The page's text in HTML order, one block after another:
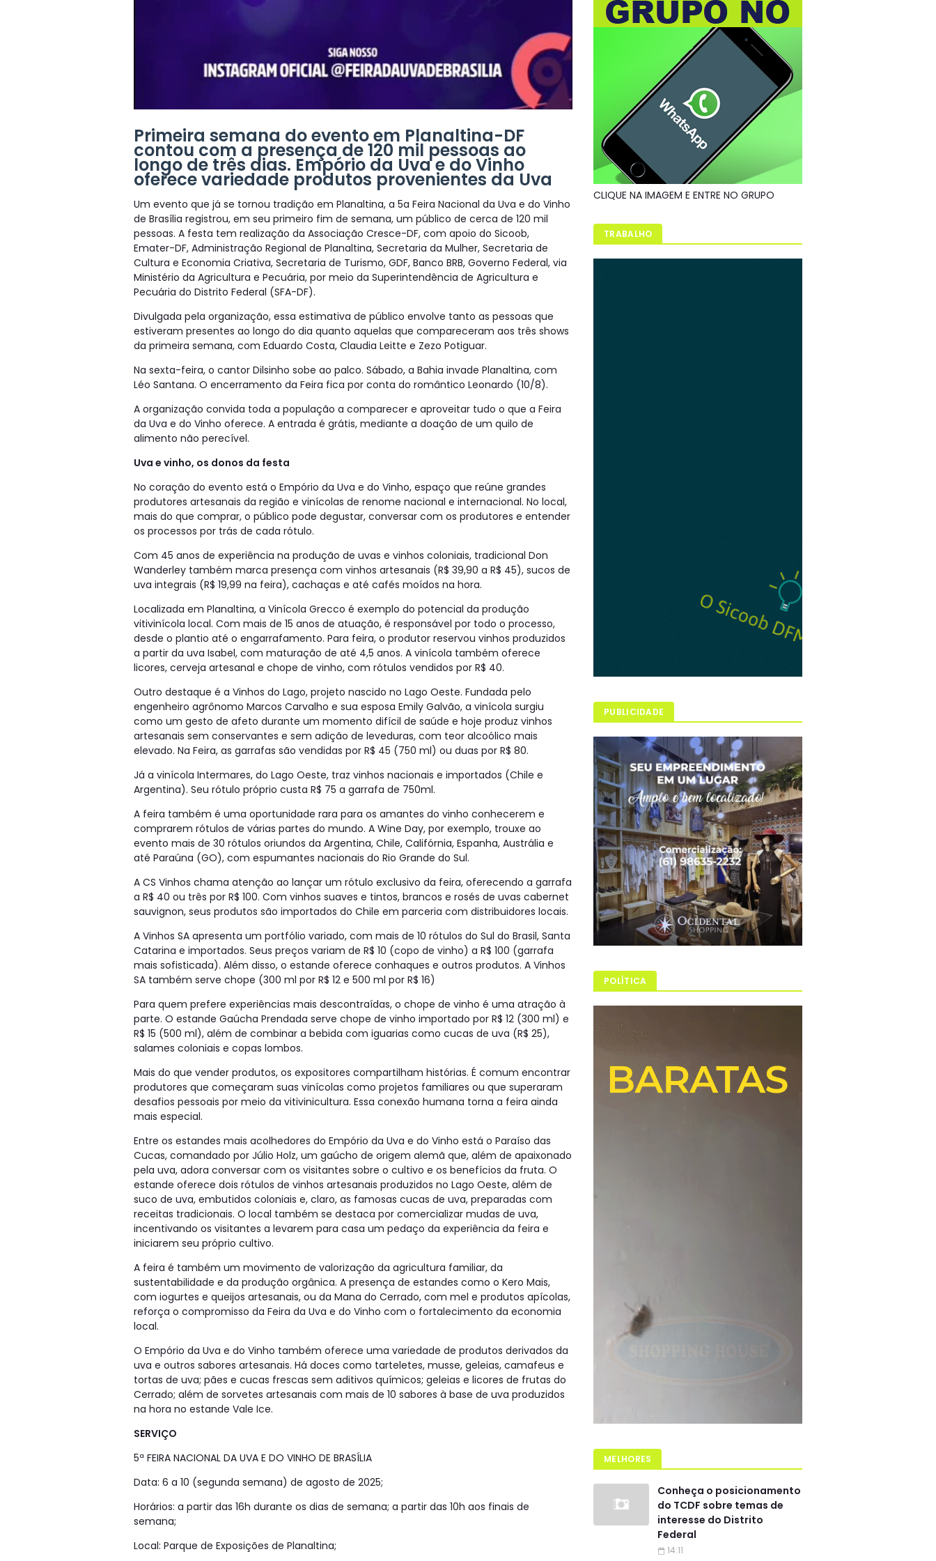
Primeira semana do evento em Planaltina-DF
contou com a presença de 120 mil pessoas ao
longo de três dias. Empório da Uva e do Vinho
oferece variedade produtos provenientes da Uva
Um evento que já se tornou tradição em Planaltina, a 5a Feira Nacional da Uva e do Vinho
de Brasília registrou, em seu primeiro fim de semana, um público de cerca de 120 mil
pessoas. A festa tem realização da Associação Cresce-DF, com apoio do Sicoob,
Emater-DF, Administração Regional de Planaltina, Secretaria da Mulher, Secretaria de
Cultura e Economia Criativa, Secretaria de Turismo, GDF, Banco BRB, Governo Federal, via
Ministério da Agricultura e Pecuária, por meio da Superintendência de Agricultura e
Pecuária do Distrito Federal (SFA-DF).
Divulgada pela organização, essa estimativa de público envolve tanto as pessoas que
estiveram presentes ao longo do dia quanto aquelas que compareceram aos três shows
da primeira semana, com Eduardo Costa, Claudia Leitte e Zezo Potiguar.
Na sexta-feira, o cantor Dilsinho sobe ao palco. Sábado, a Bahia invade Planaltina, com
Léo Santana. O encerramento da Feira fica por conta do romântico Leonardo (10/8).
A organização convida toda a população a comparecer e aproveitar tudo o que a Feira
da Uva e do Vinho oferece. A entrada é grátis, mediante a doação de um quilo de
alimento não perecível.
Uva e vinho, os donos da festa
No coração do evento está o Empório da Uva e do Vinho, espaço que reúne grandes
produtores artesanais da região e vinícolas de renome nacional e internacional. No local,
mais do que comprar, o público pode degustar, conversar com os produtores e entender
os processos por trás de cada rótulo.
Com 45 anos de experiência na produção de uvas e vinhos coloniais, tradicional Don
Wanderley também marca presença com vinhos artesanais (R$ 39,90 a R$ 45), sucos de
uva integrais (R$ 19,99 na feira), cachaças e até cafés moídos na hora.
Localizada em Planaltina, a Vinícola Grecco é exemplo do potencial da produção
vitivinícola local. Com mais de 15 anos de atuação, é responsável por todo o processo,
desde o plantio até o engarrafamento. Para feira, o produtor reservou vinhos produzidos
a partir da uva Isabel, com maturação de até 4,5 anos. A vinícola também oferece
licores, cerveja artesanal e chope de vinho, com rótulos vendidos por R$ 40.
Outro destaque é a Vinhos do Lago, projeto nascido no Lago Oeste. Fundada pelo
engenheiro agrônomo Marcos Carvalho e sua esposa Emily Galvão, a vinícola surgiu
como um gesto de afeto durante um momento difícil de saúde e hoje produz vinhos
artesanais sem conservantes e sem adição de leveduras, com teor alcoólico mais
elevado. Na Feira, as garrafas são vendidas por R$ 45 (750 ml) ou duas por R$ 80.
Já a vinícola Intermares, do Lago Oeste, traz vinhos nacionais e importados (Chile e
Argentina). Seu rótulo próprio custa R$ 75 a garrafa de 750ml.
A feira também é uma oportunidade rara para os amantes do vinho conhecerem e
comprarem rótulos de várias partes do mundo. A Wine Day, por exemplo, trouxe ao
evento mais de 30 rótulos oriundos da Argentina, Chile, Califórnia, Espanha, Austrália e
até Paraúna (GO), com espumantes nacionais do Rio Grande do Sul.
A CS Vinhos chama atenção ao lançar um rótulo exclusivo da feira, oferecendo a garrafa
a R$ 40 ou três por R$ 100. Com vinhos suaves e tintos, brancos e rosés de uvas cabernet
sauvignon, seus produtos são importados do Chile em parceria com distribuidores locais.
A Vinhos SA apresenta um portfólio variado, com mais de 10 rótulos do Sul do Brasil, Santa
Catarina e importados. Seus preços variam de R$ 10 (copo de vinho) a R$ 100 (garrafa
mais sofisticada). Além disso, o estande oferece conhaques e outros produtos. A Vinhos
SA também serve chope (300 ml por R$ 12 e 500 ml por R$ 16)
Para quem prefere experiências mais descontraídas, o chope de vinho é uma atração à
parte. O estande Gaúcha Prendada serve chope de vinho importado por R$ 12 (300 ml) e
R$ 15 (500 ml), além de combinar a bebida com iguarias como cucas de uva (R$ 25),
salames coloniais e copas lombos.
Mais do que vender produtos, os expositores compartilham histórias. É comum encontrar
produtores que começaram suas vinícolas como projetos familiares ou que superaram
desafios pessoais por meio da vitivinicultura. Essa conexão humana torna a feira ainda
mais especial.
Entre os estandes mais acolhedores do Empório da Uva e do Vinho está o Paraíso das
Cucas, comandado por Júlio Holz, um gaúcho de origem alemã que, além de apaixonado
pela uva, adora conversar com os visitantes sobre o cultivo e os benefícios da fruta. O
estande oferece dois rótulos de vinhos artesanais produzidos no Lago Oeste, além de
suco de uva, embutidos coloniais e, claro, as famosas cucas de uva, preparadas com
receitas tradicionais. O local também se destaca por comercializar mudas de uva,
incentivando os visitantes a levarem para casa um pedaço da experiência da feira e
iniciarem seu próprio cultivo.
A feira é também um movimento de valorização da agricultura familiar, da
sustentabilidade e da produção orgânica. A presença de estandes como o Kero Mais,
com iogurtes e queijos artesanais, ou da Mana do Cerrado, com mel e produtos apícolas,
reforça o compromisso da Feira da Uva e do Vinho com o fortalecimento da economia
local.
O Empório da Uva e do Vinho também oferece uma variedade de produtos derivados da
uva e outros sabores artesanais. Há doces como tarteletes, musse, geleias, camafeus e
tortas de uva; pães e cucas frescas sem aditivos químicos; geleias e licores de frutas do
Cerrado; além de sorvetes artesanais com mais de 10 sabores à base de uva produzidos
na hora no estande Vale Ice.
SERVIÇO
5ª FEIRA NACIONAL DA UVA E DO VINHO DE BRASÍLIA
Data: 6 a 10 (segunda semana) de agosto de 2025;
Horários: a partir das 16h durante os dias de semana; a partir das 10h aos finais de
semana;
Local: Parque de Exposições de Planaltina;
CLIQUE NA IMAGEM E ENTRE NO GRUPO
TRABALHO
PUBLICIDADE
POLÍTICA
MELHORES
Conheça o posicionamento
do TCDF sobre temas de
interesse do Distrito
Federal
14:11